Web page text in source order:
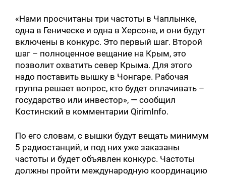
«Нами просчитаны три частоты в Чаплынке,
одна в Геническе и одна в Херсоне, и они будут
включены в конкурс. Это первый шаг. Второй
шаг – полноценное вещание на Крым, это
позволит охватить север Крыма. Для этого
надо поставить вышку в Чонгаре. Рабочая
группа решает вопрос, кто будет оплачивать –
государство или инвестор», — сообщил
Костинский в комментарии QirimInfo.
По его словам, с вышки будут вещать минимум
5 радиостанций, и под них уже заказаны
частоты и будет объявлен конкурс. Частоты
должны пройти международную координацию